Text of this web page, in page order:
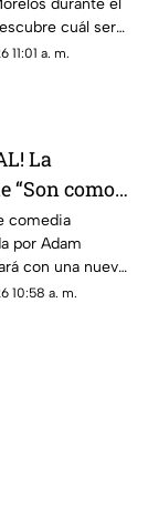
que
menos de
durante el
cuál será
máxima hoy
11:01 a. m.
La
“Son como
con una
estos
comedia
por Adam
con una nueva
de una
10:58 a. m.